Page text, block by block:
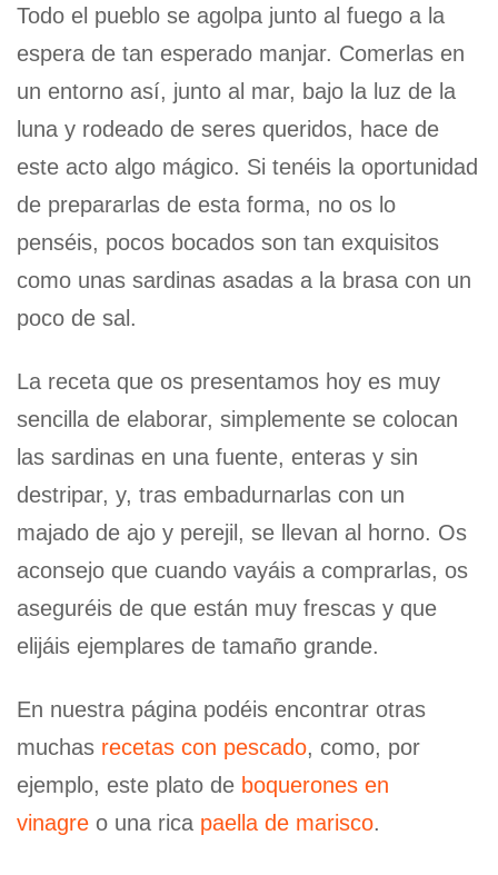
Todo el pueblo se agolpa junto al fuego a la
espera de tan esperado manjar. Comerlas en
un entorno así, junto al mar, bajo la luz de la
luna y rodeado de seres queridos, hace de
este acto algo mágico. Si tenéis la oportunidad
de prepararlas de esta forma, no os lo
penséis, pocos bocados son tan exquisitos
como unas sardinas asadas a la brasa con un
poco de sal.
La receta que os presentamos hoy es muy
sencilla de elaborar, simplemente se colocan
las sardinas en una fuente, enteras y sin
destripar, y, tras embadurnarlas con un
majado de ajo y perejil, se llevan al horno. Os
aconsejo que cuando vayáis a comprarlas, os
aseguréis de que están muy frescas y que
elijáis ejemplares de tamaño grande.
En nuestra página podéis encontrar otras
muchas recetas con pescado, como, por
ejemplo, este plato de boquerones en
vinagre o una rica paella de marisco.